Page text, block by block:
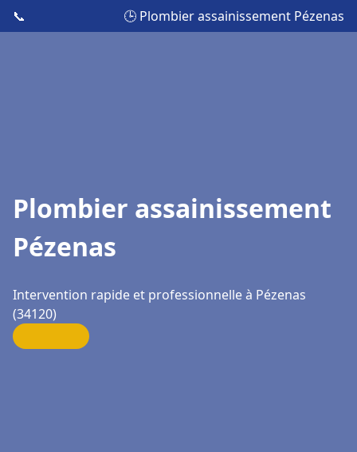
📞 🕒 Plombier assainissement Pézenas
Plombier assainissement
Pézenas
Intervention rapide et professionnelle à Pézenas
(34120)